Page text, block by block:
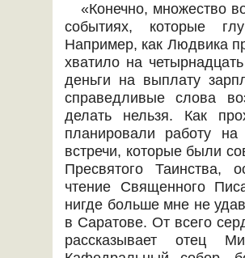
«Конечно, множество
событиях, которые
Например, как Людвика
хватило на
деньги на выплату
справедливые слова
делать нельзя. Как
планировали работу
встречи, которые были
Пресвятого
чтение Священного
нигде больше мне не
в Саратове. От всего
рассказывает